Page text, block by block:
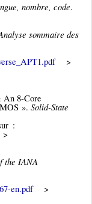
nombre, code.
sommaire des
>
8-Core
». Solid-State
:
>
the IANA
en.pdf >